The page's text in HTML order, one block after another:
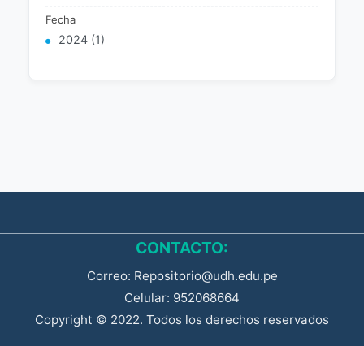
Fecha
2024 (1)
CONTACTO:
Correo: Repositorio@udh.edu.pe
Celular: 952068664
Copyright © 2022. Todos los derechos reservados